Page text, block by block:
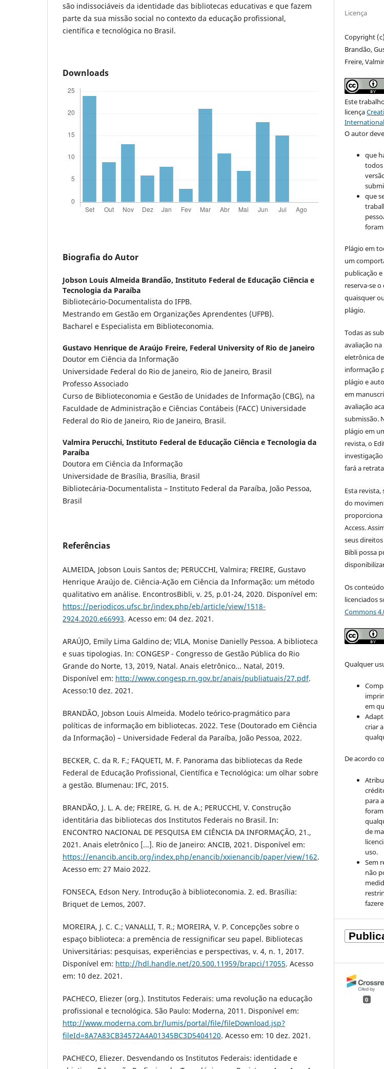
são indissociáveis da identidade das bibliotecas educativas e que fazem
parte da sua missão social no contexto da educação profissional,
científica e tecnológica no Brasil.
Downloads
Biografia do Autor
Jobson Louis Almeida Brandão, Instituto Federal de Educação Ciência e
Tecnologia da Paraíba
Bibliotecário-Documentalista do IFPB.
Mestrando em Gestão em Organizações Aprendentes (UFPB).
Bacharel e Especialista em Biblioteconomia.
Gustavo Henrique de Araújo Freire, Federal University of Rio de Janeiro
Doutor em Ciência da Informação
Universidade Federal do Rio de Janeiro, Rio de Janeiro, Brasil
Professo Associado
Curso de Biblioteconomia e Gestão de Unidades de Informação (CBG), na
Faculdade de Administração e Ciências Contábeis (FACC) Universidade
Federal do Rio de Janeiro, Rio de Janeiro, Brasil.
Valmira Perucchi, Instituto Federal de Educação Ciência e Tecnologia da
Paraíba
Doutora em Ciência da Informação
Universidade de Brasília, Brasília, Brasil
Bibliotecária-Documentalista – Instituto Federal da Paraíba, João Pessoa,
Brasil
Referências
ALMEIDA, Jobson Louis Santos de; PERUCCHI, Valmira; FREIRE, Gustavo
Henrique Araújo de. Ciência-Ação em Ciência da Informação: um método
qualitativo em análise. EncontrosBibli, v. 25, p.01-24, 2020. Disponível em:
https://periodicos.ufsc.br/index.php/eb/article/view/1518-
2924.2020.e66993. Acesso em: 04 dez. 2021.
ARAÚJO, Emily Lima Galdino de; VILA, Monise Danielly Pessoa. A biblioteca
e suas tipologias. In: CONGESP - Congresso de Gestão Pública do Rio
Grande do Norte, 13, 2019, Natal. Anais eletrônico... Natal, 2019.
Disponível em: http://www.congesp.rn.gov.br/anais/publiatuais/27.pdf.
Acesso:10 dez. 2021.
BRANDÃO, Jobson Louis Almeida. Modelo teórico-pragmático para
políticas de informação em bibliotecas. 2022. Tese (Doutorado em Ciência
da Informação) – Universidade Federal da Paraíba, João Pessoa, 2022.
BECKER, C. da R. F.; FAQUETI, M. F. Panorama das bibliotecas da Rede
Federal de Educação Profissional, Científica e Tecnológica: um olhar sobre
a gestão. Blumenau: IFC, 2015.
BRANDÃO, J. L. A. de; FREIRE, G. H. de A.; PERUCCHI, V. Construção
identitária das bibliotecas dos Institutos Federais no Brasil. In:
ENCONTRO NACIONAL DE PESQUISA EM CIÊNCIA DA INFORMAÇÃO, 21.,
2021. Anais eletrônico [...]. Rio de Janeiro: ANCIB, 2021. Disponível em:
https://enancib.ancib.org/index.php/enancib/xxienancib/paper/view/162.
Acesso em: 27 Maio 2022.
FONSECA, Edson Nery. Introdução à biblioteconomia. 2. ed. Brasília:
Briquet de Lemos, 2007.
MOREIRA, J. C. C.; VANALLI, T. R.; MOREIRA, V. P. Concepções sobre o
espaço biblioteca: a premência de ressignificar seu papel. Bibliotecas
Universitárias: pesquisas, experiências e perspectivas, v. 4, n. 1, 2017.
Disponível em: http://hdl.handle.net/20.500.11959/brapci/17055. Acesso
em: 10 dez. 2021.
PACHECO, Eliezer (org.). Institutos Federais: uma revolução na educação
profissional e tecnológica. São Paulo: Moderna, 2011. Disponível em:
http://www.moderna.com.br/lumis/portal/file/fileDownload.jsp?
fileId=8A7A83CB34572A4A01345BC3D5404120. Acesso em: 10 dez. 2021.
PACHECO, Eliezer. Desvendando os Institutos Federais: identidade e
Licença
Copyright
Brandão,
Freire,
Este
licença
O autor
que
todos
que
Plágio em
um
publicação
reserva-se
quaisquer
plágio.
Todas as
avaliação
eletrônica
informação
plágio e
em
avaliação
submissão.
plágio em
revista, o
fará a
Esta
do
proporciona
Access.
seus
Bibli possa
Os
licenciados
Commons
Qualquer
em
criar
De acordo
para
foram
de
uso.
Sem
não
0